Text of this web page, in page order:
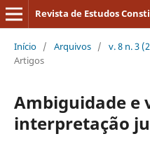
Início / Arquivos / v. 8 n. 3
Artigos
Ambiguidade e
interpretação